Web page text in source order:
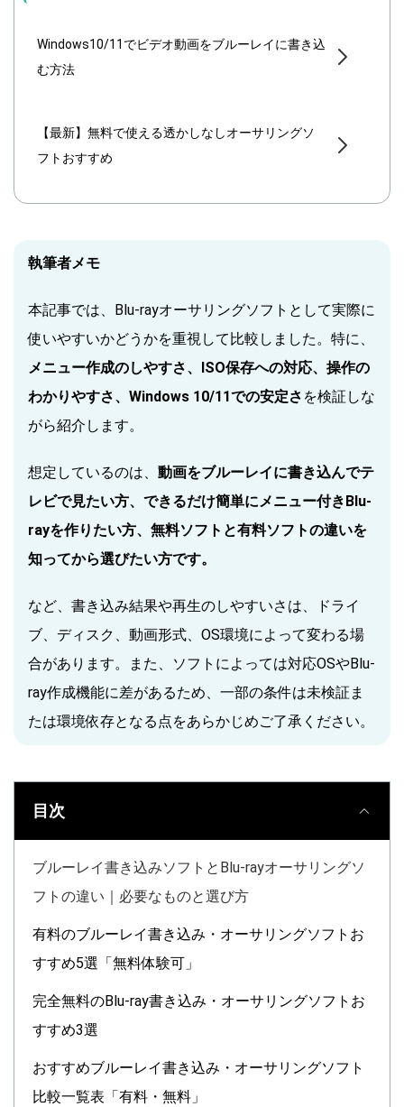
Windows10/11でビデオ動画をブルーレイに書き込
む方法
【最新】無料で使える透かしなしオーサリングソ
フトおすすめ
執筆者メモ
本記事では、Blu-rayオーサリングソフトとして実際に
使いやすいかどうかを重視して比較しました。特に、
メニュー作成のしやすさ、ISO保存への対応、操作の
わかりやすさ、Windows 10/11での安定さ を検証しな
がら紹介します。
想定しているのは、 動画をブルーレイに書き込んでテ
レビで見たい方、できるだけ簡単にメニュー付きBlu-
rayを作りたい方、無料ソフトと有料ソフトの違いを
知ってから選びたい方です。
など、書き込み結果や再生のしやすいさは、ドライ
ブ、ディスク、動画形式、OS環境によって変わる場
合があります。また、ソフトによっては対応OSやBlu-
ray作成機能に差があるため、一部の条件は未検証ま
たは環境依存となる点をあらかじめご了承ください。
目次
ブルーレイ書き込みソフトとBlu-rayオーサリングソ
フトの違い｜必要なものと選び方
有料のブルーレイ書き込み・オーサリングソフトお
すすめ5選「無料体験可」
完全無料のBlu-ray書き込み・オーサリングソフトお
すすめ3選
おすすめブルーレイ書き込み・オーサリングソフト
比較一覧表「有料・無料」